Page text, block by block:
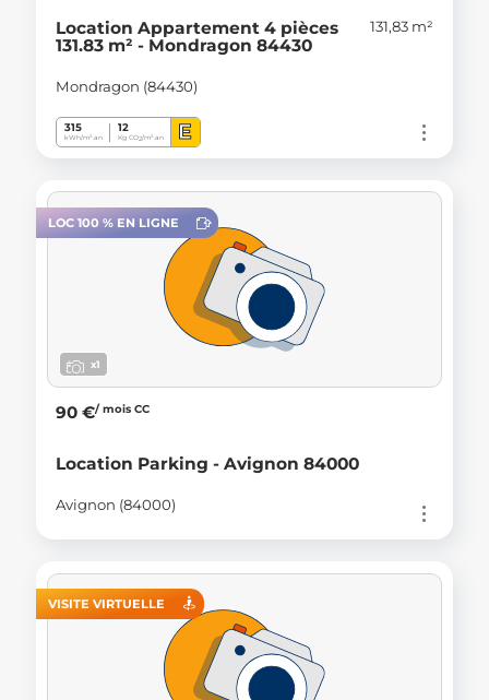
Location Appartement 4 pièces
131.83 m² - Mondragon 84430
131,83 m²
Mondragon (84430)
315
kWh/m².an
12
Kg CO2/m².an E
LOC 100 % EN LIGNE
x1
90 €/ mois CC
Location Parking - Avignon 84000
Avignon (84000)
VISITE VIRTUELLE